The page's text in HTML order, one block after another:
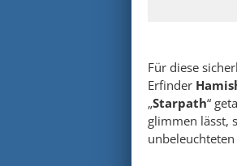
Für diese
Erfinder
„Starpath“
glimmen lässt,